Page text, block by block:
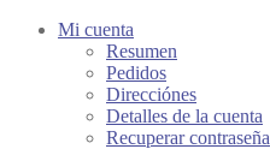
Mi cuenta
Resumen
Pedidos
Direcciónes
Detalles de la cuenta
Recuperar contraseña